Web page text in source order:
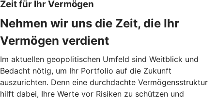
Zeit für Ihr Vermögen
Nehmen wir uns die Zeit, die Ihr
Vermögen verdient
Im aktuellen geopolitischen Umfeld sind Weitblick und
Bedacht nötig, um Ihr Portfolio auf die Zukunft
auszurichten. Denn eine durchdachte Vermögensstruktur
hilft dabei, Ihre Werte vor Risiken zu schützen und